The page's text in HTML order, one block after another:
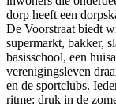
dorp heeft een
De Voorstraat biedt
supermarkt, bakker,
basisschool, een
verenigingsleven
en de sportclubs.
ritme: druk in de